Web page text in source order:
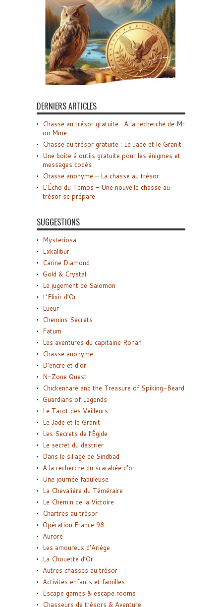
DERNIERS ARTICLES
Chasse au trésor gratuite : A la recherche de Mr
ou Mme
Chasse au trésor gratuite : Le Jade et le Granit
Une boîte à outils gratuite pour les énigmes et
messages codés
Chasse anonyme – La chasse au trésor
L’Écho du Temps – Une nouvelle chasse au
trésor se prépare
SUGGESTIONS
Mysteriosa
Exkalibur
Carine Diamond
Gold & Crystal
Le jugement de Salomon
L’Elixir d’Or
Lueur
Chemins Secrets
Fatum
Les aventures du capitaine Ronan
Chasse anonyme
D’encre et d’or
N-Zone Quest
Chickenhare and the Treasure of Spiking-Beard
Guardians of Legends
Le Tarot des Veilleurs
Le Jade et le Granit
Les Secrets de l’Égide
Le secret du destrier
Dans le sillage de Sindbad
A la recherche du scarabée d’or
Une journée fabuleuse
La Chevalière du Téméraire
Le Chemin de la Victoire
Chartres au trésor
Opération France 98
Aurore
Les amoureux d’Ariège
La Chouette d’Or
Autres chasses au trésor
Activités enfants et familles
Escape games & escape rooms
Chasseurs de trésors & Aventure